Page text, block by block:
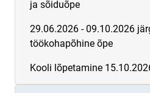
ja sõiduõpe
29.06.2026 - 09.10.2026
töökohapõhine õpe
Kooli lõpetamine